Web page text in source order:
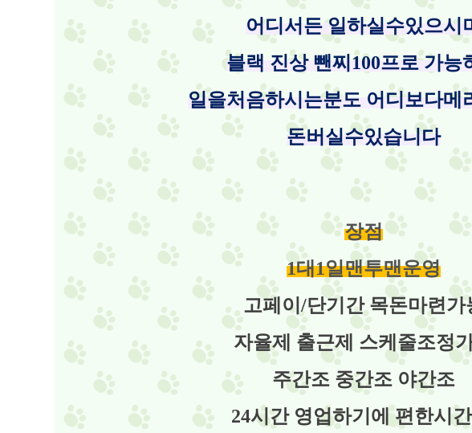
어디서든 일하실수있으시
블랙 진상 뺀찌100프로 가능
일을처음하시는분도 어디보다메
돈버실수있습니다
장점
1대1일맨투맨운영
고페이/단기간 목돈마련가
자율제 출근제 스케줄조정
주간조 중간조 야간조
24시간 영업하기에 편한시